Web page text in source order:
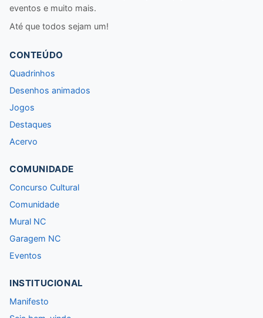
eventos e muito mais.
Até que todos sejam um!
CONTEÚDO
Quadrinhos
Desenhos animados
Jogos
Destaques
Acervo
COMUNIDADE
Concurso Cultural
Comunidade
Mural NC
Garagem NC
Eventos
INSTITUCIONAL
Manifesto